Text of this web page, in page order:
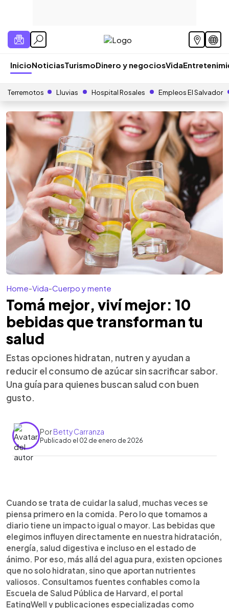
InicioNoticiasTurismoDinero y negociosVida
Terremotos Lluvias Hospital Rosales Empleos El Salvador
Home-Vida-Cuerpo y mente
Tomá mejor, viví mejor: 10
bebidas que transforman tu
salud
Estas opciones hidratan, nutren y ayudan a
reducir el consumo de azúcar sin sacrificar sabor.
Una guía para quienes buscan salud con buen
gusto.
PorBetty Carranza
Publicado el 02 de enero de 2026
► Escuchar artículo
Tomar saludable no significa limitarse solo al agua.
Existen muchas bebidas naturales que hidratan,
nutren y aportan beneficios reales al cuerpo,
desde mejorar la digestión hasta ayudar a
mantener la energía. Consultamos a expertos y
fuentes confiables para identificar 10 opciones
recomendadas por nutricionistas: té verde, café,
agua de coco, infusiones de hierbas, smoothies
caseros, jugos naturales sin azúcar, leche y
bebidas vegetales sin aditivos, entre otras. Elegir
Cuando se trata de cuidar la salud, muchas veces se
piensa primero en la comida. Pero lo que tomamos a
diario tiene un impacto igual o mayor. Las bebidas que
elegimos influyen directamente en nuestra hidratación,
energía, salud digestiva e incluso en el estado de
ánimo. Por eso, más allá del agua pura, existen opciones
que no solo hidratan, sino que aportan nutrientes
valiosos. Consultamos fuentes confiables como la
Escuela de Salud Pública de Harvard, el portal
EatingWell y publicaciones especializadas como